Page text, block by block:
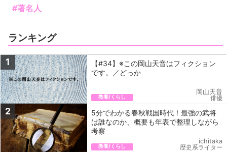
#著名人
ランキング
1
【#34】※この岡山天音はフィクション
です。／どっか
教養/くらし
岡山天音
俳優
2
5分でわかる春秋戦国時代！最強の武将
は誰なのか、概要も年表で整理しながら
考察
教養/くらし
ichitaka
歴史系ライター